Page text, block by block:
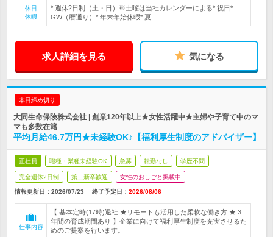
休日
休暇
* 週休2日制（土・日）※土曜は当社カレンダーによる* 祝日*
GW（暦通り）* 年末年始休暇* 夏…
求人詳細を見る 気になる
本日締め切り
大同生命保険株式会社 | 創業120年以上★女性活躍中★主婦や子育て中のマ
マも多数在籍
平均月給46.7万円★未経験OK♪【福利厚生制度のアドバイザー】
正社員 職種・業種未経験OK 急募 転勤なし 学歴不問
完全週休2日制 第二新卒歓迎 女性のおしごと掲載中
情報更新日：2026/07/23 終了予定日： 2026/08/06
仕事内容
【 基本定時(17時)退社 ★リモートも活用した柔軟な働き方 ★ 3
年間の育成期間あり 】企業に向けて福利厚生制度を充実させるた
めのご提案を行います。